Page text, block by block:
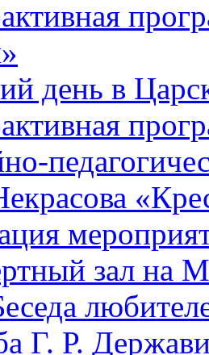
день в
зал на
Г. Р.